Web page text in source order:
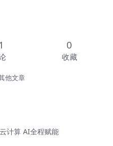
0
收藏
他文章
计算 AI全程赋能